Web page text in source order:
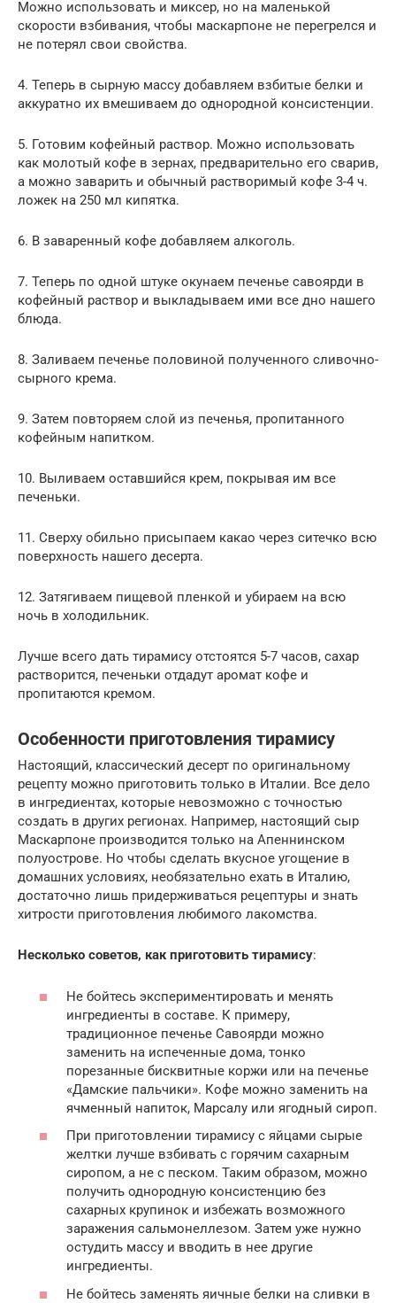
Можно использовать и миксер, но на маленькой
скорости взбивания, чтобы маскарпоне не перегрелся и
не потерял свои свойства.
4. Теперь в сырную массу добавляем взбитые белки и
аккуратно их вмешиваем до однородной консистенции.
5. Готовим кофейный раствор. Можно использовать
как молотый кофе в зернах, предварительно его сварив,
а можно заварить и обычный растворимый кофе 3-4 ч.
ложек на 250 мл кипятка.
6. В заваренный кофе добавляем алкоголь.
7. Теперь по одной штуке окунаем печенье савоярди в
кофейный раствор и выкладываем ими все дно нашего
блюда.
8. Заливаем печенье половиной полученного сливочно-
сырного крема.
9. Затем повторяем слой из печенья, пропитанного
кофейным напитком.
10. Выливаем оставшийся крем, покрывая им все
печеньки.
11. Сверху обильно присыпаем какао через ситечко всю
поверхность нашего десерта.
12. Затягиваем пищевой пленкой и убираем на всю
ночь в холодильник.
Лучше всего дать тирамису отстоятся 5-7 часов, сахар
растворится, печеньки отдадут аромат кофе и
пропитаются кремом.
Особенности приготовления тирамису
Настоящий, классический десерт по оригинальному
рецепту можно приготовить только в Италии. Все дело
в ингредиентах, которые невозможно с точностью
создать в других регионах. Например, настоящий сыр
Маскарпоне производится только на Апеннинском
полуострове. Но чтобы сделать вкусное угощение в
домашних условиях, необязательно ехать в Италию,
достаточно лишь придерживаться рецептуры и знать
хитрости приготовления любимого лакомства.
Несколько советов, как приготовить тирамису:
Не бойтесь экспериментировать и менять
ингредиенты в составе. К примеру,
традиционное печенье Савоярди можно
заменить на испеченные дома, тонко
порезанные бисквитные коржи или на печенье
«Дамские пальчики». Кофе можно заменить на
ячменный напиток, Марсалу или ягодный сироп.
При приготовлении тирамису с яйцами сырые
желтки лучше взбивать с горячим сахарным
сиропом, а не с песком. Таким образом, можно
получить однородную консистенцию без
сахарных крупинок и избежать возможного
заражения сальмонеллезом. Затем уже нужно
остудить массу и вводить в нее другие
ингредиенты.
Не бойтесь заменять яичные белки на сливки в